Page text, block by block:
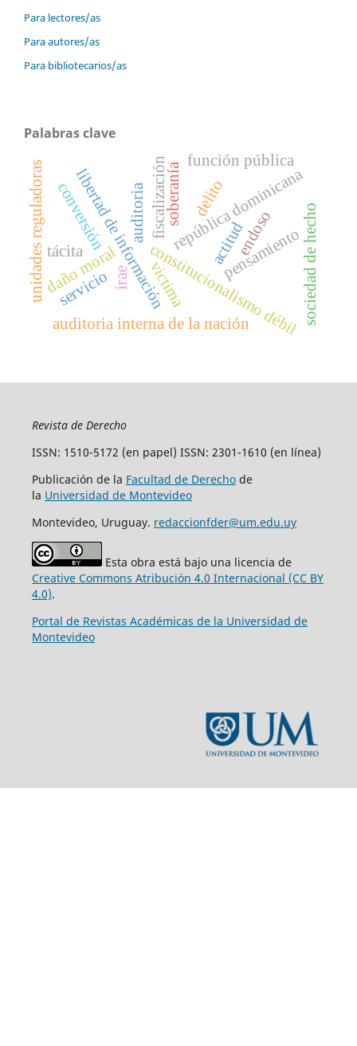
Para lectores/as
Para autores/as
Para bibliotecarios/as
Palabras clave
constitucionalismo débil
república dominicana
fiscalización
auditoria
auditoria interna de la nación
soberanía
pensamiento
actitud
libertad de información delito
daño moral
función pública
unidades reguladoras sociedad de hecho
irae
conversión
tácita
servicio
endoso
victima
Revista de Derecho
ISSN: 1510-5172 (en papel) ISSN: 2301-1610 (en línea)
Publicación de la Facultad de Derechode
la Universidad de Montevideo
Montevideo, Uruguay. redaccionfder@um.edu.uy
Esta obra está bajo una licencia de
Creative Commons Atribución 4.0 Internacional (CC BY
4.0).
Portal de Revistas Académicas de la Universidad de
Montevideo